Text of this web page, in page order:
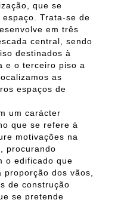
que se
Trata-se de
em três
central, sendo
destinados à
e o terceiro piso a
as
espaços de
um carácter
que se refere à
motivações na
procurando
o edificado que
dos vãos,
de construção
se pretende